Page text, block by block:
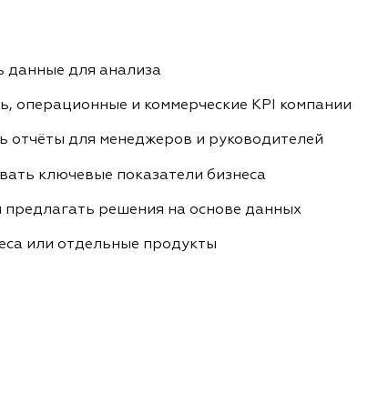
данные для анализа
операционные и коммерческие KPI компании
отчёты для менеджеров и руководителей
ключевые показатели бизнеса
решения на основе данных
или отдельные продукты